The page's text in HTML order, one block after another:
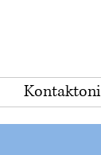
Kontaktoni